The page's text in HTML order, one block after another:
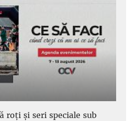
roți și seri speciale sub